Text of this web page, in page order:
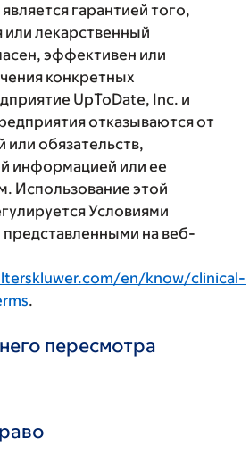
гарантией того,
или лекарственный
эффективен или
конкретных
UpToDate, Inc. и
отказываются от
обязательств,
информацией или ее
Использование этой
Условиями
представленными на веб-
en/know/clinical-
.
пересмотра